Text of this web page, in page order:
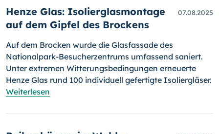
Henze Glas: Isolierglasmontage
auf dem Gipfel des Brockens
07.08.2025
Auf dem Brocken wurde die Glasfassade des
Nationalpark-Besucherzentrums umfassend saniert.
Unter extremen Witterungsbedingungen erneuerte
Henze Glas rund 100 individuell gefertigte Isoliergläser.
Weiterlesen